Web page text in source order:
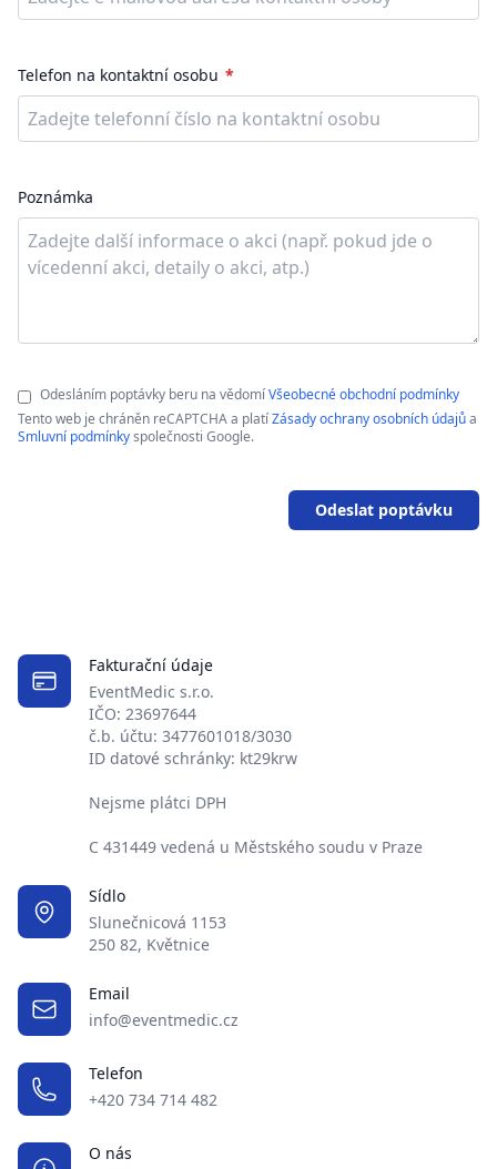
Fakturační údaje
EventMedic s.r.o.
IČO: 23697644
č.b. účtu: 3477601018/3030
ID datové schránky: kt29krw
Nejsme plátci DPH
C 431449 vedená u Městského soudu v Praze
Sídlo
Slunečnicová 1153
250 82, Květnice
Email
info@eventmedic.cz
Telefon
+420 734 714 482
O nás
Telefon na kontaktní osobu
Poznámka
Odesláním poptávky beru na vědomíVšeobecné obchodní podmínky
Tento web je chráněn reCAPTCHA a platíZásady ochrany osobních údajůa
Smluvní podmínkyspolečnosti Google.
Odeslat poptávku